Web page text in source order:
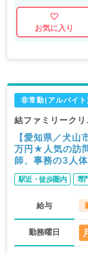
お気に入り
非常勤(アルバイト
結ファミリークリ
【愛知県／犬
万円★人気の訪
師、事務の3人
駅近・徒歩圏内 専
給与
勤務曜日